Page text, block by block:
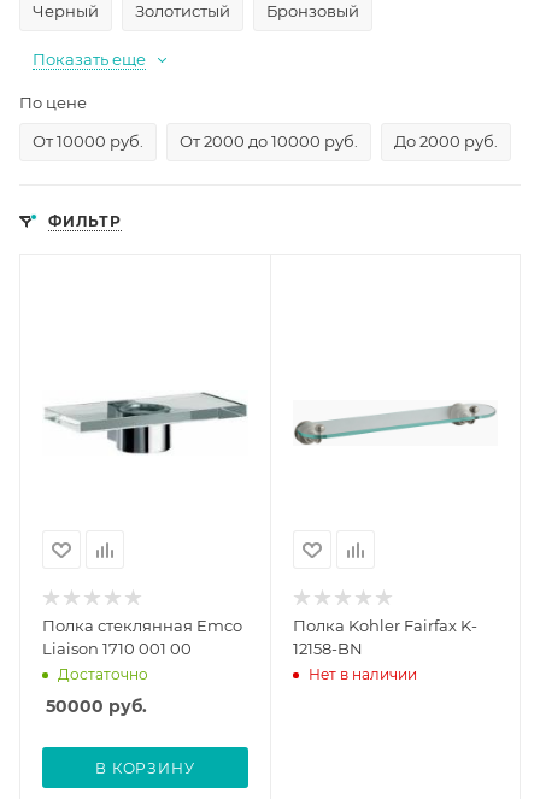
Черный
Золотистый Бронзовый
Показать еще
По цене
От 10000 руб.
От 2000 до 10000 руб. До 2000 руб.
ФИЛЬТР
Полка стеклянная Emco
Liaison 1710 001 00
Достаточно
50000 руб.
В КОРЗИНУ
Полка Kohler Fairfax K-
12158-BN
Нет в наличии